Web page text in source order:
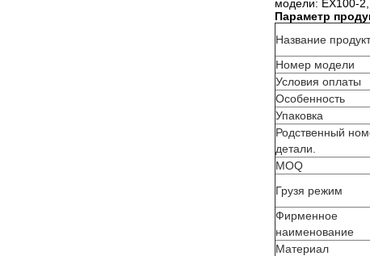
модели: EX100-
Параметр
Название
Номер модели
Условия оплаты
Особенность
Упаковка
Родственный
детали.
MOQ
Грузя режим
Фирменное
наименование
Материал